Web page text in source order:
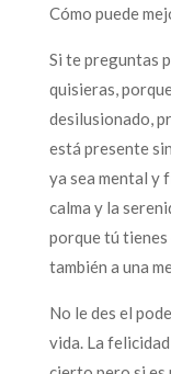
Cómo puede
Si te preguntas
quisieras,
desilusionado,
está presente
ya sea mental y
calma y la
porque tú tienes
también a una
No le des el
vida. La